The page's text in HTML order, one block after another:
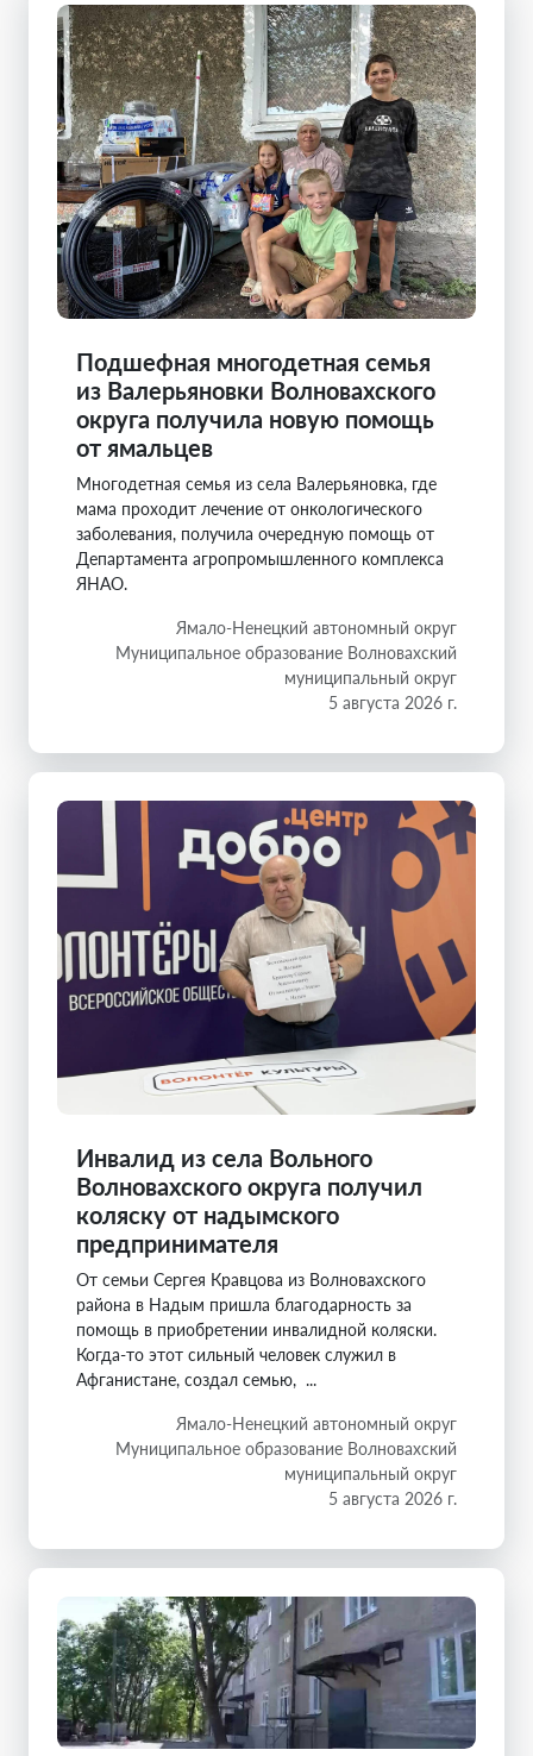
Подшефная многодетная семья
из Валерьяновки Волновахского
округа получила новую помощь
от ямальцев
Многодетная семья из села Валерьяновка, где
мама проходит лечение от онкологического
заболевания, получила очередную помощь от
Департамента агропромышленного комплекса
ЯНАО.
Ямало-Ненецкий автономный округ
Муниципальное образование Волновахский
муниципальный округ
5 августа 2026 г.
Инвалид из села Вольного
Волновахского округа получил
коляску от надымского
предпринимателя
От семьи Сергея Кравцова из Волновахского
района в Надым пришла благодарность за
помощь в приобретении инвалидной коляски.
Когда-то этот сильный человек служил в
Афганистане, создал семью, ...
Ямало-Ненецкий автономный округ
Муниципальное образование Волновахский
муниципальный округ
5 августа 2026 г.